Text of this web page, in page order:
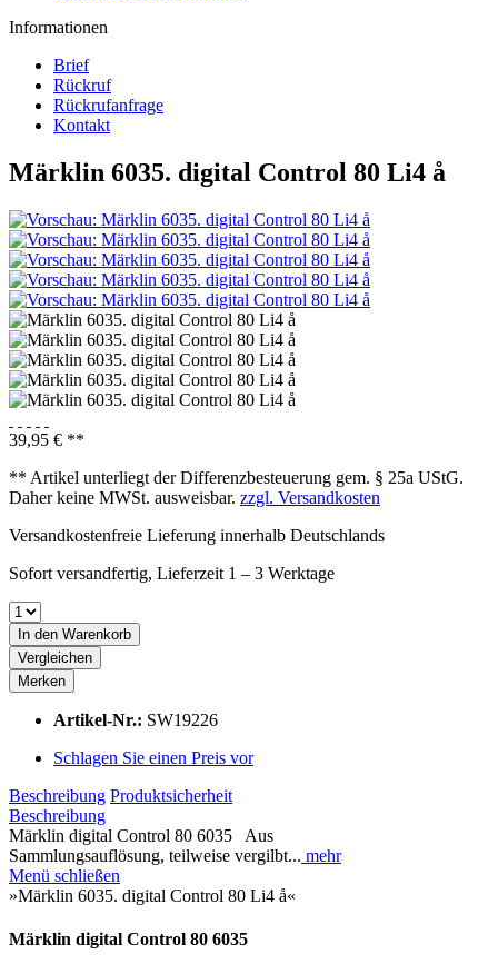
Informationen
Brief
Rückruf
Rückrufanfrage
Kontakt
Märklin 6035. digital Control 80 Li4 å
39,95 € **
** Artikel unterliegt der Differenzbesteuerung gem. § 25a UStG.
Daher keine MWSt. ausweisbar. zzgl. Versandkosten
Versandkostenfreie Lieferung innerhalb Deutschlands
Sofort versandfertig, Lieferzeit 1 – 3 Werktage
In den Warenkorb
Vergleichen
Merken
Artikel-Nr.: SW19226
Schlagen Sie einen Preis vor
Beschreibung Produktsicherheit
Beschreibung
Märklin digital Control 80 6035 Aus
Sammlungsauflösung, teilweise vergilbt... mehr
Menü schließen
»Märklin 6035. digital Control 80 Li4 å«
Märklin digital Control 80 6035